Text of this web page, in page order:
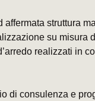
affermata struttura
su misura
realizzati in
di consulenza e